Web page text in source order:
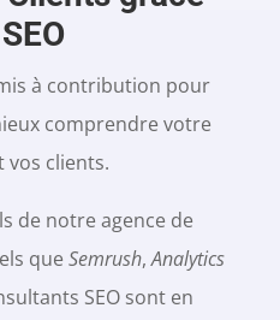
à contribution pour
comprendre votre
vos clients.
de notre agence de
queSemrush,Analytics
SEO sont en